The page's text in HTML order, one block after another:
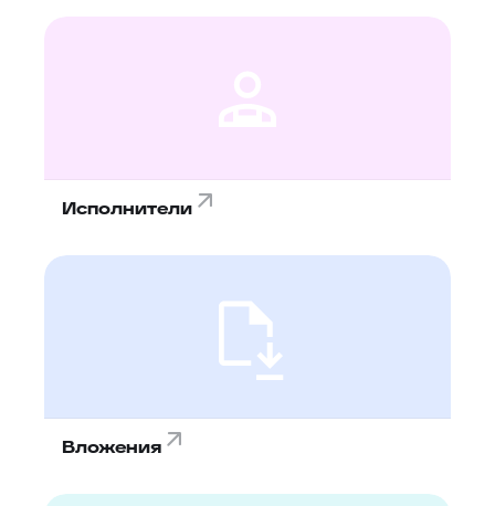
Исполнители
Вложения